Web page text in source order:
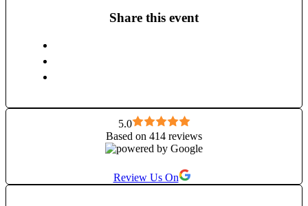
mi-a schimbat viața. Am folosit aceste puternice instrumente
creator al propriei vieți. Stilul meu de yoga este unul holistic,
lucrez atât în plan fizic, cât și emotional, mental și energetic,
incluzând în practică asane, tehnici de respirație, tehnici de
curățare la nivel energetic, meditație și tehnici de relaxare.
Share this event
5.0
Based on 414 reviews
Review Us On